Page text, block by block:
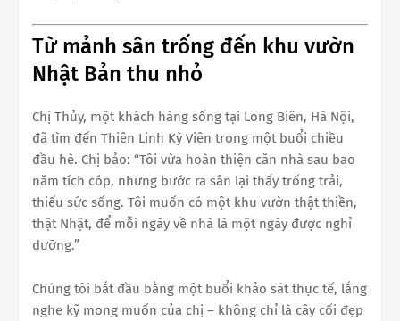
Từ mảnh sân trống đến khu vườn
Nhật Bản thu nhỏ
Chị Thủy, một khách hàng sống tại Long Biên, Hà Nội,
đã tìm đến Thiên Linh Kỳ Viên trong một buổi chiều
đầu hè. Chị bảo: “Tôi vừa hoàn thiện căn nhà sau bao
năm tích cóp, nhưng bước ra sân lại thấy trống trải,
thiếu sức sống. Tôi muốn có một khu vườn thật thiền,
thật Nhật, để mỗi ngày về nhà là một ngày được nghỉ
dưỡng.”
Chúng tôi bắt đầu bằng một buổi khảo sát thực tế, lắng
nghe kỹ mong muốn của chị – không chỉ là cây cối đẹp